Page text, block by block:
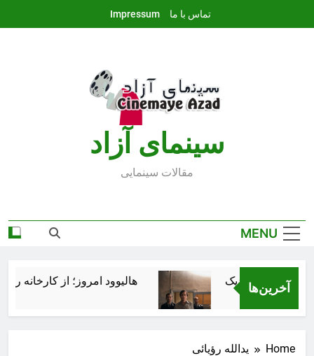
تماس با ما Impressum
سينماى آزاد
مقالات سينمايى
MENU
آخرین‌ها هالیوود امروز؛ از کارخانه
Home يدالله رؤيائی